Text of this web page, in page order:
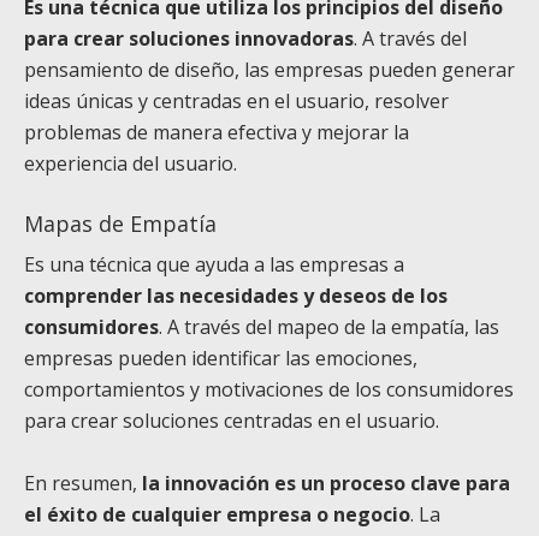
Es una técnica que utiliza los principios del diseño
para crear soluciones innovadoras. A través del
pensamiento de diseño, las empresas pueden generar
ideas únicas y centradas en el usuario, resolver
problemas de manera efectiva y mejorar la
experiencia del usuario.
Mapas de Empatía
Es una técnica que ayuda a las empresas a
comprender las necesidades y deseos de los
consumidores. A través del mapeo de la empatía, las
empresas pueden identificar las emociones,
comportamientos y motivaciones de los consumidores
para crear soluciones centradas en el usuario.
En resumen, la innovación es un proceso clave para
el éxito de cualquier empresa o negocio. La